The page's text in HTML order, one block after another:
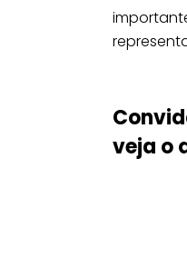
veja o